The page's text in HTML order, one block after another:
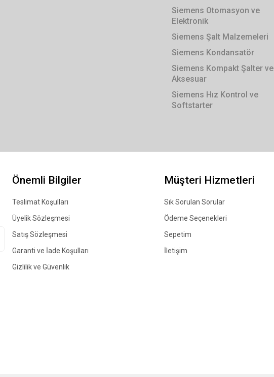
Siemens Otomasyon ve
Elektronik
Siemens Şalt Malzemeleri
Siemens Kondansatör
Siemens Kompakt Şalter ve
Aksesuar
Siemens Hız Kontrol ve
Softstarter
Önemli Bilgiler
Teslimat Koşulları
Üyelik Sözleşmesi
Satış Sözleşmesi
Garanti ve İade Koşulları
Gizlilik ve Güvenlik
Müşteri Hizmetleri
Sık Sorulan Sorular
Ödeme Seçenekleri
Sepetim
İletişim